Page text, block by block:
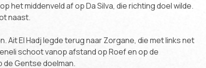
het middenveld af op Da Silva, die richting doel wilde.
naast.
Ait El Hadj legde terug naar Zorgane, die met links net
schoot vanop afstand op Roef en op de
Gentse doelman.